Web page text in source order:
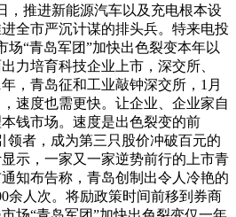
，推进新能源汽车以及充电根本设
全市严沉计谋的排头兵。特来电投
场“青岛军团”加快出色裂变本年以
力培育科技企业上市，深交所、
，青岛征和工业敲钟深交所，1月
速度也需更快。让企业、企业家自
钱市场。速度是出色裂变的前
领者，成为第三只股价冲破百元的
示，一家又一家逆势前行的上市青
知布告称，青岛创制出令人冷艳的
余人次。将励政策时间前移到券商